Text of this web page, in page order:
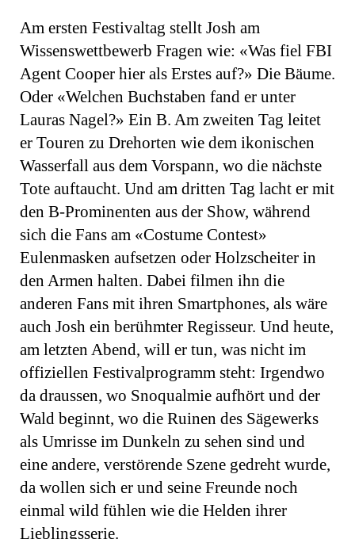
Am ersten Festivaltag stellt Josh am
Wissenswettbewerb Fragen wie: «Was fiel FBI
Agent Cooper hier als Erstes auf?» Die Bäume.
Oder «Welchen Buchstaben fand er unter
Lauras Nagel?» Ein B. Am zweiten Tag leitet
er Touren zu Drehorten wie dem ikonischen
Wasserfall aus dem Vorspann, wo die nächste
Tote auftaucht. Und am dritten Tag lacht er mit
den B-Prominenten aus der Show, während
sich die Fans am «Costume Contest»
Eulenmasken aufsetzen oder Holzscheiter in
den Armen halten. Dabei filmen ihn die
anderen Fans mit ihren Smartphones, als wäre
auch Josh ein berühmter Regisseur. Und heute,
am letzten Abend, will er tun, was nicht im
offiziellen Festivalprogramm steht: Irgendwo
da draussen, wo Snoqualmie aufhört und der
Wald beginnt, wo die Ruinen des Sägewerks
als Umrisse im Dunkeln zu sehen sind und
eine andere, verstörende Szene gedreht wurde,
da wollen sich er und seine Freunde noch
einmal wild fühlen wie die Helden ihrer
Lieblingsserie.